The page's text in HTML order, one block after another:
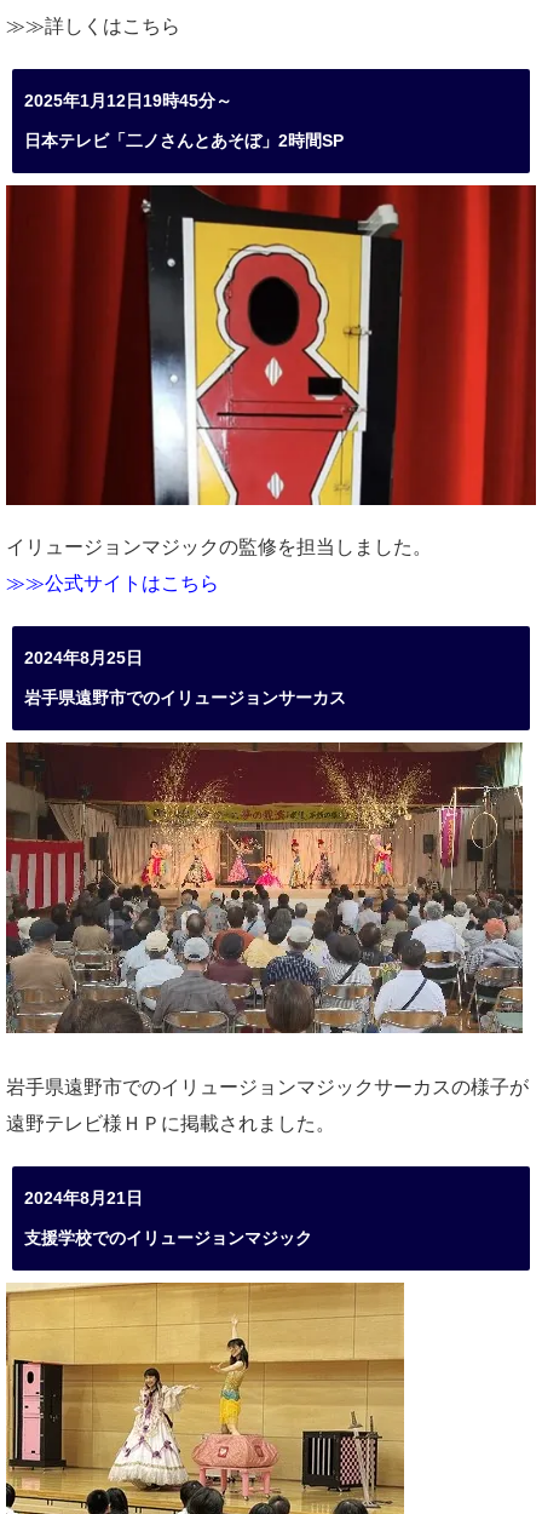
≫≫詳しくはこちら
2025年1月12日19時45分～
日本テレビ「二ノさんとあそぼ」2時間SP
イリュージョンマジックの監修を担当しました。
≫≫公式サイトはこちら
2024年8月25日
岩手県遠野市でのイリュージョンサーカス
岩手県遠野市でのイリュージョンマジックサーカスの様子が
遠野テレビ様ＨＰに掲載されました。
2024年8月21日
支援学校でのイリュージョンマジック